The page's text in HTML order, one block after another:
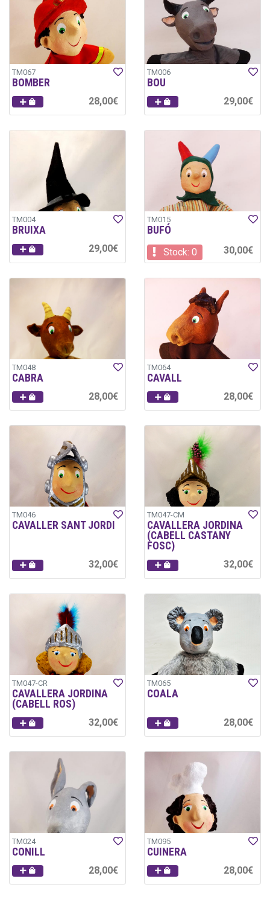
TM067
BOMBER
28,00€
TM006
BOU
29,00€
TM004
BRUIXA
29,00€
TM015
BUFÓ
Stock: 0 30,00€
TM048
CABRA
28,00€
TM064
CAVALL
28,00€
TM046
CAVALLER SANT JORDI
32,00€
TM047-CM
CAVALLERA JORDINA
(CABELL CASTANY
FOSC)
32,00€
TM047-CR
CAVALLERA JORDINA
(CABELL ROS)
32,00€
TM065
COALA
28,00€
TM024
CONILL
28,00€
TM095
CUINERA
28,00€